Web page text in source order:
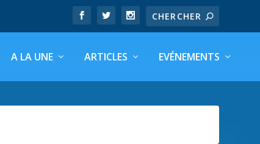
A LA UNE ARTICLES EVÉNEMENTS